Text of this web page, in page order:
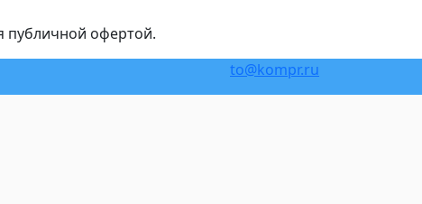
публичной офертой.
to@kompr.ru